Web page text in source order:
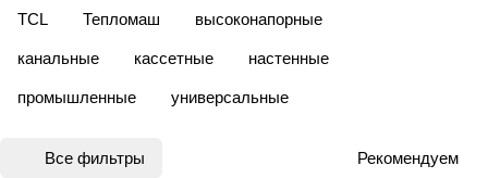
TCL Тепломаш высоконапорные
канальные кассетные настенные
промышленные универсальные
Все фильтры Рекомендуем